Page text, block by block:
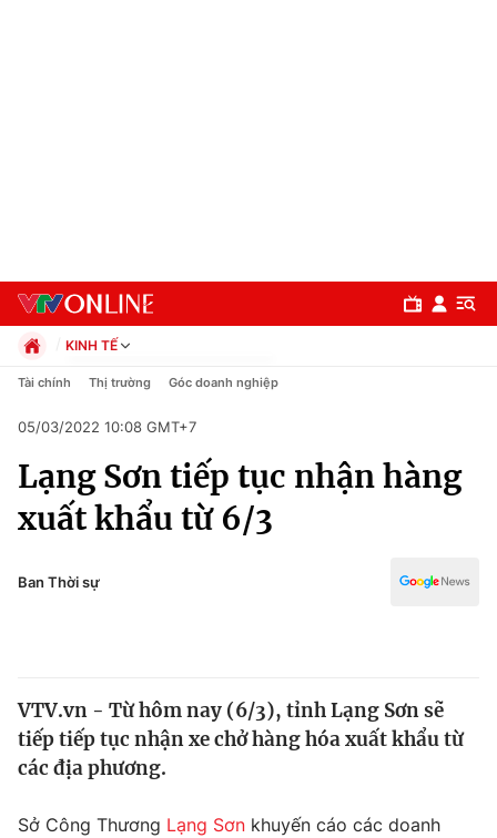
Chuyên mục
Chính trị
Thế giới
Kinh tế
KINH TẾ
Chính trị
Pháp luật
Kinh tế
Thể thao
Truyền hình
Y tế
Tài chính Thị trường Góc doanh nghiệp
05/03/2022 10:08 GMT+7
Lạng Sơn tiếp tục nhận hàng
xuất khẩu từ 6/3
Ban Thời sự
VTV.vn - Từ hôm nay (6/3), tỉnh Lạng Sơn sẽ
tiếp tiếp tục nhận xe chở hàng hóa xuất khẩu từ
các địa phương.
Sở Công Thương Lạng Sơn khuyến cáo các doanh